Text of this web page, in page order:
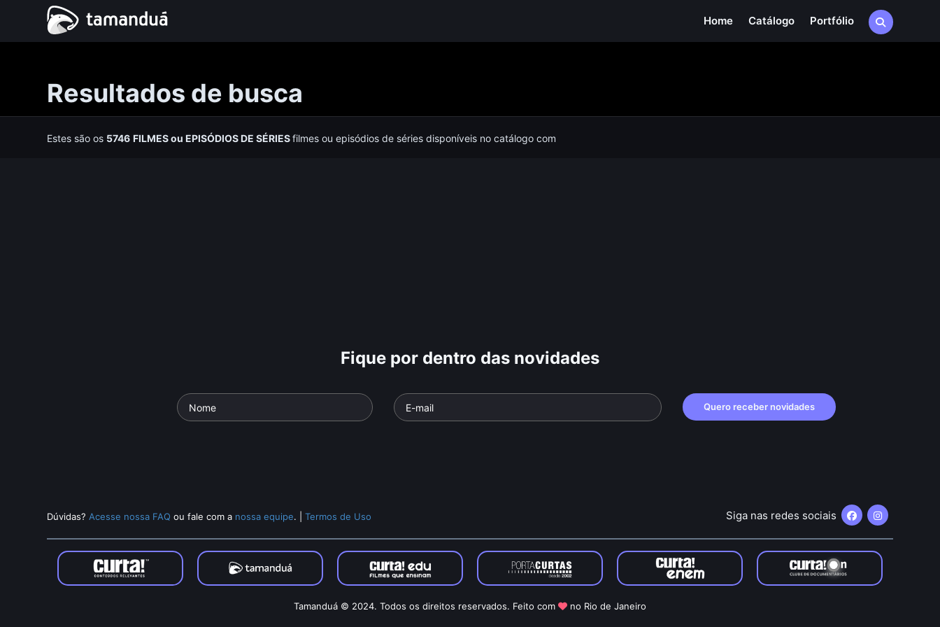
Home Catálogo Portfólio
Resultados de busca
Estes são os 5746 FILMESou EPISÓDIOS DE SÉRIESfilmes ou episódios de séries disponíveis no catálogo com
Fique por dentro das novidades
Quero receber novidades
Dúvidas? Acesse nossa FAQ ou fale com a nossa equipe. |Termos de Uso Siga nas redes sociais
Tamanduá © 2024. Todos os direitos reservados. Feito com no Rio de Janeiro